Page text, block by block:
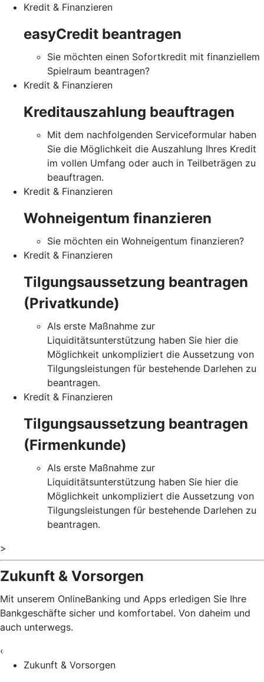
Kredit & Finanzieren
easyCredit beantragen
Sie möchten einen Sofortkredit mit finanziellem
Spielraum beantragen?
Kredit & Finanzieren
Kreditauszahlung beauftragen
Mit dem nachfolgenden Serviceformular haben
Sie die Möglichkeit die Auszahlung Ihres Kredit
im vollen Umfang oder auch in Teilbeträgen zu
beauftragen.
Kredit & Finanzieren
Wohneigentum finanzieren
Sie möchten ein Wohneigentum finanzieren?
Kredit & Finanzieren
Tilgungsaussetzung beantragen
(Privatkunde)
Als erste Maßnahme zur
Liquiditätsunterstützung haben Sie hier die
Möglichkeit unkompliziert die Aussetzung von
Tilgungsleistungen für bestehende Darlehen zu
beantragen.
Kredit & Finanzieren
Tilgungsaussetzung beantragen
(Firmenkunde)
Als erste Maßnahme zur
Liquiditätsunterstützung haben Sie hier die
Möglichkeit unkompliziert die Aussetzung von
Tilgungsleistungen für bestehende Darlehen zu
beantragen.
>
Zukunft & Vorsorgen
Mit unserem OnlineBanking und Apps erledigen Sie Ihre
Bankgeschäfte sicher und komfortabel. Von daheim und
auch unterwegs.
‹
Zukunft & Vorsorgen